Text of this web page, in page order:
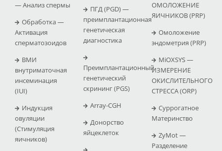
— Анализ спермы
Обработка —
Активация
сперматозоидов
ВМИ
внутриматочная
инсеминация
(IUI)
Индукция
овуляции
(Стимуляция
яичников)
ПГД (PGD) —
преимплантационная
генетическая
диагностика
Преимплантационный
генетический
скрининг (PGS)
Array-CGH
Донорство
яйцеклеток
ОМОЛОЖЕНИЕ
ЯИЧНИКОВ (PRP)
Омоложение
эндометрия (PRP)
MiOXSYS —
ИЗМЕРЕНИЕ
ОКИСЛИТЕЛЬНОГО
СТРЕССА (ΟRP)
Суррогатное
Материнство
ZyMot —
Pазделение